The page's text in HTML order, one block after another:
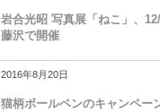
岩合光昭 写真展「ねこ」、
藤沢で開催
2016年8月20日
猫柄ボールペンのキャンペー